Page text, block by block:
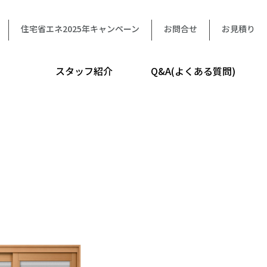
住宅省エネ2025年キャンペーン お問合せ お見積り
スタッフ紹介 Q&A(よくある質問)